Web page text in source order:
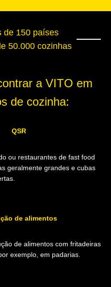
de 150 países
50.000 cozinhas
a VITO em
de cozinha:
QSR
ou restaurantes de fast food
geralmente grandes e cubas
de alimentos
de alimentos com fritadeiras
exemplo, em padarias.